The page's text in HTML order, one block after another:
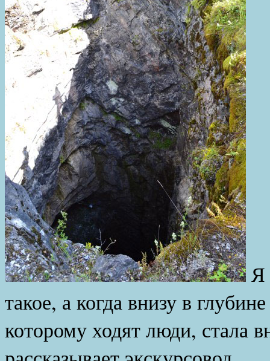
Я
такое, а когда внизу в
которому ходят люди, стала